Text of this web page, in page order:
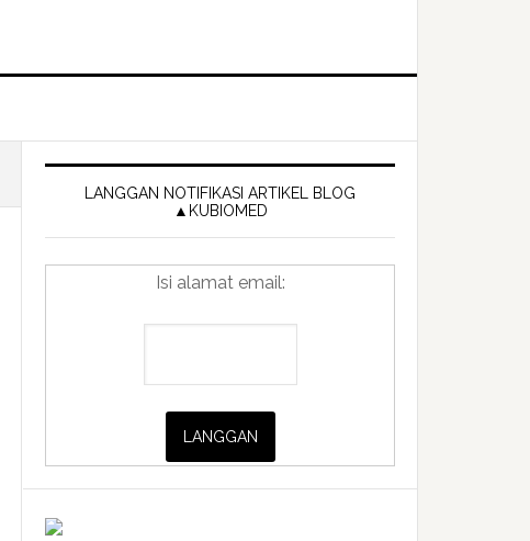
Primary
SidebarLANGGAN NOTIFIKASI ARTIKEL BLOG
▲KUBIOMED
Isi alamat email: